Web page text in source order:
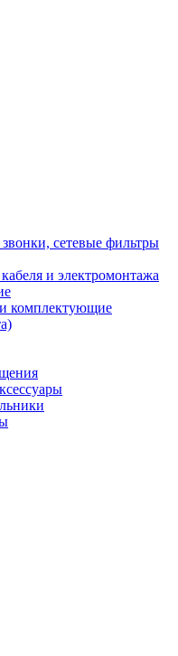
сетевые фильтры
и электромонтажа
комплектующие